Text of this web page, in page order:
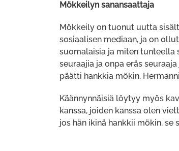
Mökkeilyn sanansaattaja
Mökkeily on tuonut uutta
sosiaalisen mediaan, ja on
suomalaisia ja miten tunteella
seuraajia ja onpa eräs
päätti hankkia mökin,
Käännynnäisiä löytyy myös
kanssa, joiden kanssa olen
jos hän ikinä hankkii mökin, se